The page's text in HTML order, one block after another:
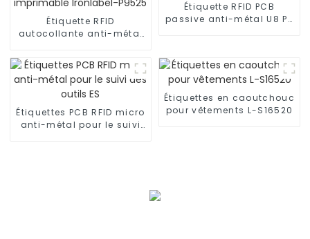
Étiquette RFID
autocollante anti-métal
Ironlabel-P9525
Étiquette RFID PCB
passive anti-métal U8 P-
Étiquettes PCB RFID micro
anti-métal pour le suivi
Étiquettes en caoutchouc
pour vêtements L-S16520